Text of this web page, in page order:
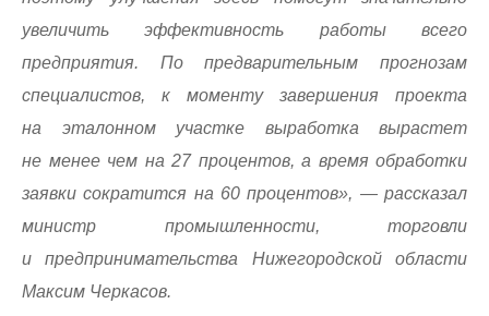
увеличить эффективность работы всего
предприятия. По предварительным прогнозам
специалистов, к моменту завершения проекта
на эталонном участке выработка вырастет
не менее чем на 27 процентов, а время обработки
заявки сократится на 60 процентов», — рассказал
министр промышленности, торговли
и предпринимательства Нижегородской области
Максим Черкасов.